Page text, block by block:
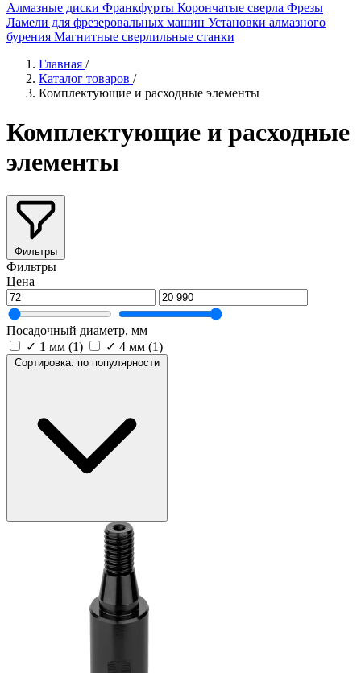
Алмазные диски Франкфурты Корончатые сверла Фрезы
Ламели для фрезеровальных машин Установки алмазного
бурения Магнитные сверлильные станки
Главная /
Каталог товаров /
Комплектующие и расходные элементы
Комплектующие и расходные
элементы
Фильтры
Фильтры
Цена
Посадочный диаметр, мм
✓ 1 мм (1) ✓ 4 мм (1)
Сортировка: по популярности